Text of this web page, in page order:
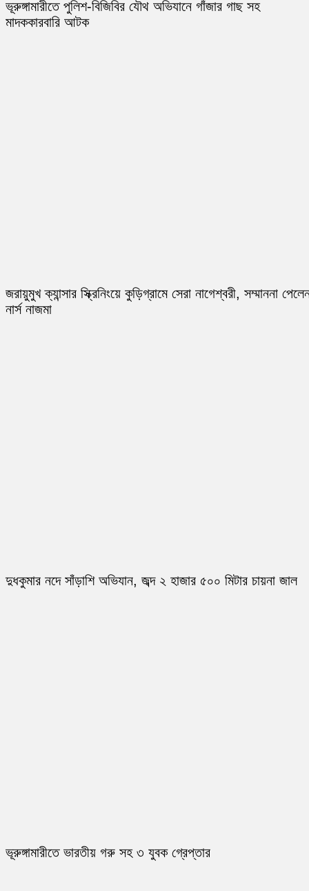
ভূরুঙ্গামারীতে পুলিশ-বিজিবির যৌথ অভিযানে গাঁজার গাছ সহ
মাদককারবারি আটক
জরায়ুমুখ ক্যান্সার স্ক্রিনিংয়ে কুড়িগ্রামে সেরা নাগেশ্বরী, সম্মাননা
নার্স নাজমা
দুধকুমার নদে সাঁড়াশি অভিযান, জব্দ ২ হাজার ৫০০ মিটার চায়না জাল
ভূরুঙ্গামারীতে ভারতীয় গরু সহ ৩ যুবক গ্রেপ্তার